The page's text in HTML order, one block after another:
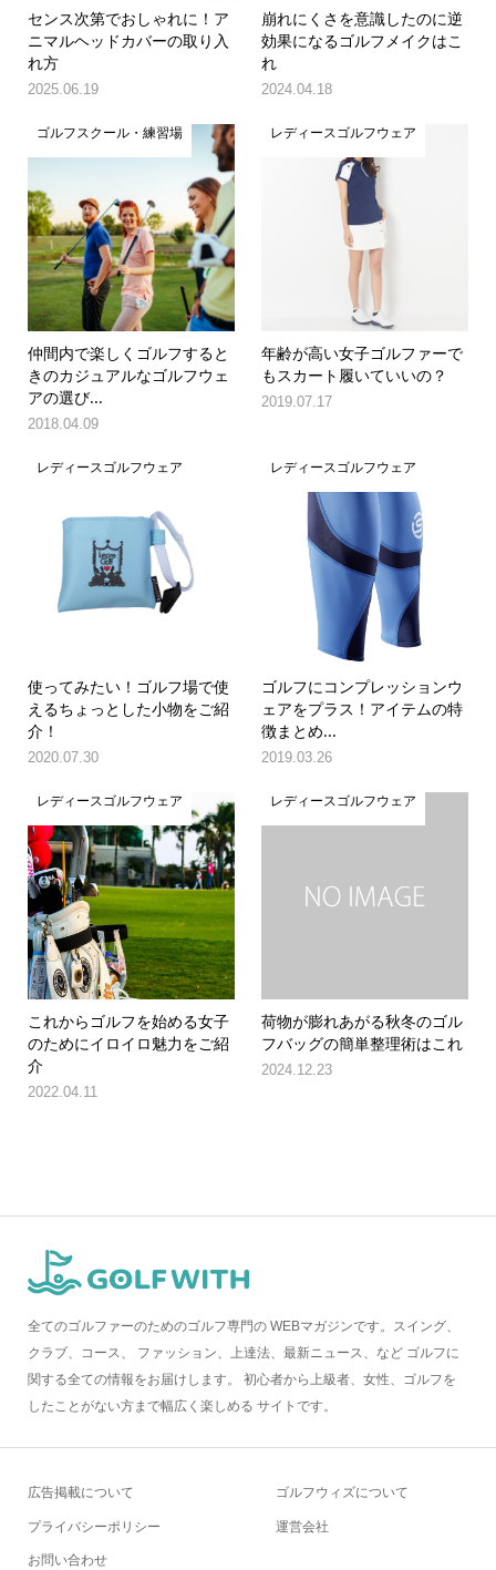
センス次第でおしゃれに！ア
ニマルヘッドカバーの取り入
れ方
2025.06.19
崩れにくさを意識したのに逆
効果になるゴルフメイクはこ
れ
2024.04.18
ゴルフスクール・練習場
仲間内で楽しくゴルフすると
きのカジュアルなゴルフウェ
アの選び...
2018.04.09
レディースゴルフウェア
年齢が高い女子ゴルファーで
もスカート履いていいの？
2019.07.17
レディースゴルフウェア
使ってみたい！ゴルフ場で使
えるちょっとした小物をご紹
介！
2020.07.30
レディースゴルフウェア
ゴルフにコンプレッションウ
ェアをプラス！アイテムの特
徴まとめ...
2019.03.26
レディースゴルフウェア
これからゴルフを始める女子
のためにイロイロ魅力をご紹
介
2022.04.11
レディースゴルフウェア
荷物が膨れあがる秋冬のゴル
フバッグの簡単整理術はこれ
2024.12.23
全てのゴルファーのためのゴルフ専門の WEBマガジンです。スイング、
クラブ、コース、 ファッション、上達法、最新ニュース、など ゴルフに
関する全ての情報をお届けします。 初心者から上級者、女性、ゴルフを
したことがない方まで幅広く楽しめる サイトです。
広告掲載について
プライバシーポリシー
お問い合わせ
ゴルフウィズについて
運営会社